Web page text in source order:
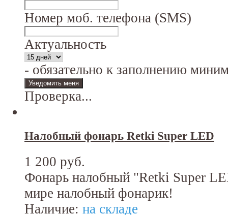
Номер моб. телефона (SMS)
Актуальность
- обязательно к заполнению
Проверка...
Налобный фонарь Retki Super LED
1 200 руб.
Фонарь налобный "Retki Super
мире налобный фонарик!
Наличие: на складе